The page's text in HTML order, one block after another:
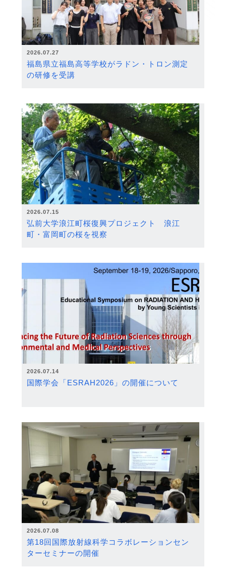
2026.07.27
福島県立福島高等学校がラドン・トロン測定
の研修を受講
2026.07.15
弘前大学浪江町桜復興プロジェクト 浪江
町・富岡町の桜を視察
2026.07.14
国際学会「ESRAH2026」の開催について
2026.07.08
第18回国際放射線科学コラボレーションセン
ターセミナーの開催